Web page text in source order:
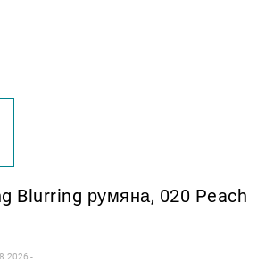
Blurring румяна, 020 Peach
-